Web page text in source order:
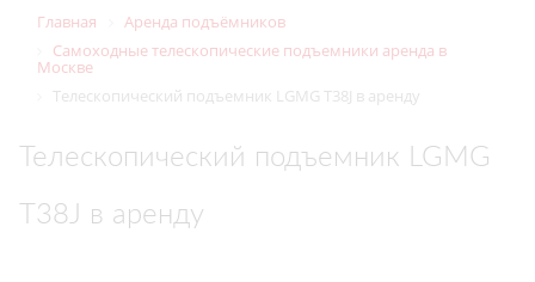
Главная
Аренда подъёмников
Самоходные телескопические подъемники аренда в
Москве
Телескопический подъемник LGMG T38J в аренду
Телескопический подъемник LGMG
T38J в аренду